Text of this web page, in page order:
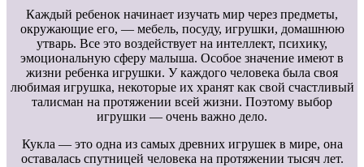
Каждый ребенок начинает изучать мир через предметы,
окружающие его, — мебель, посуду, игрушки, домашнюю
утварь. Все это воздействует на интеллект, психику,
эмоциональную сферу малыша. Особое значение имеют в
жизни ребенка игрушки. У каждого человека была своя
любимая игрушка, некоторые их хранят как свой счастливый
талисман на протяжении всей жизни. Поэтому выбор
игрушки — очень важно дело.
Кукла — это одна из самых древних игрушек в мире, она
оставалась спутницей человека на протяжении тысяч лет.